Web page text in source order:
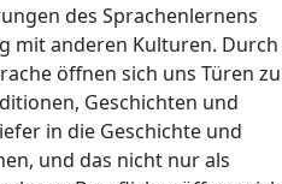
des Sprachenlernens
mit anderen Kulturen. Durch
öffnen sich uns Türen zu
Geschichten und
in die Geschichte und
und das nicht nur als